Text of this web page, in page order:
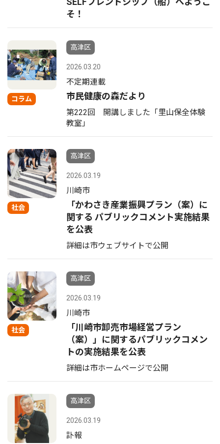
そ！
コラム
高津区
2026.03.20
不定期連載
市民健康の森だより
第222回 開講しました「里山保全体験
教室」
社会
高津区
2026.03.19
川崎市
「かわさき産業振興プラン（案）に
関する パブリックコメント実施結果
を公表
詳細は市ウェブサイトで公開
社会
高津区
2026.03.19
川崎市
「川崎市卸売市場経営プラン
（案）」に関するパブリックコメン
トの実施結果を公表
詳細は市ホームページで公開
高津区
2026.03.19
訃報